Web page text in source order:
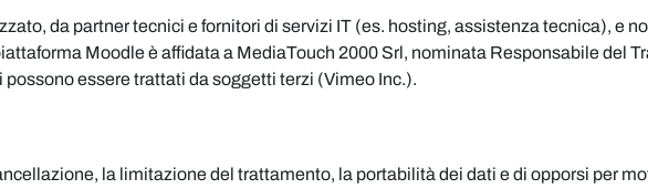
da partner tecnici e fornitori di servizi IT (es. hosting, assistenza tecnica), e
Moodle è affidata a MediaTouch 2000 Srl, nominata Responsabile del
essere trattati da soggetti terzi (Vimeo Inc.).
la limitazione del trattamento, la portabilità dei dati e di opporsi per